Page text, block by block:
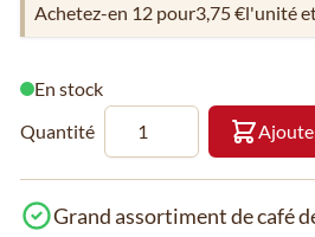
Achetez-en 12 pour3,75 €l'unité
En stock
Quantité
Grand assortiment de café